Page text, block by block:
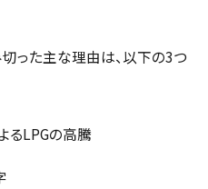
った主な理由は、以下の3つ
るLPGの高騰